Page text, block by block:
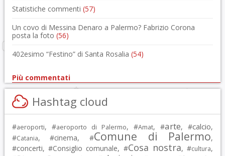
Statistiche commenti (57)
Un covo di Messina Denaro a Palermo? Fabrizio Corona
posta la foto (56)
402esimo “Festino” di Santa Rosalia (54)
Più commentati
Hashtag cloud
#aeroporti, #aeroporto di Palermo, #Amat, #arte, #calcio,
#Catania, #cinema, #Comune di Palermo,
#concerti, #Consiglio comunale, #Cosa nostra, #cultura,